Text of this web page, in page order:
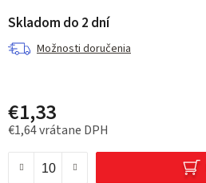
Skladom do 2 dní
Možnosti doručenia
€1,33
€1,64 vrátane DPH